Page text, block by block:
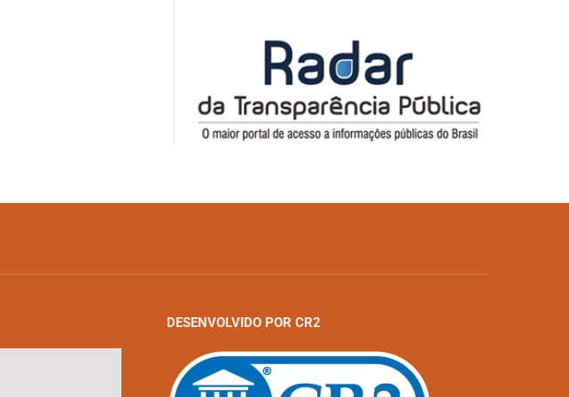
DESENVOLVIDO POR CR2